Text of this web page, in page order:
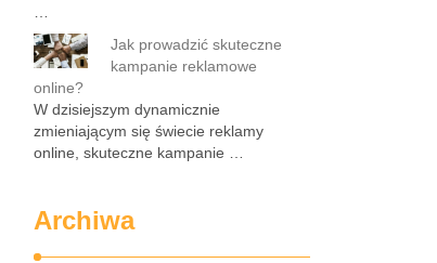
Jak prowadzić skuteczne
kampanie reklamowe
online?
W dzisiejszym dynamicznie
zmieniającym się świecie reklamy
online, skuteczne kampanie …
Archiwa